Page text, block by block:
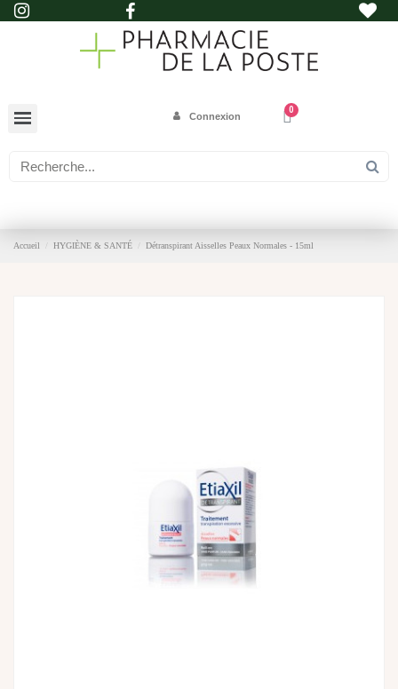
Connexion
Accueil HYGIÈNE & SANTÉ Détranspirant Aisselles Peaux Normales - 15ml